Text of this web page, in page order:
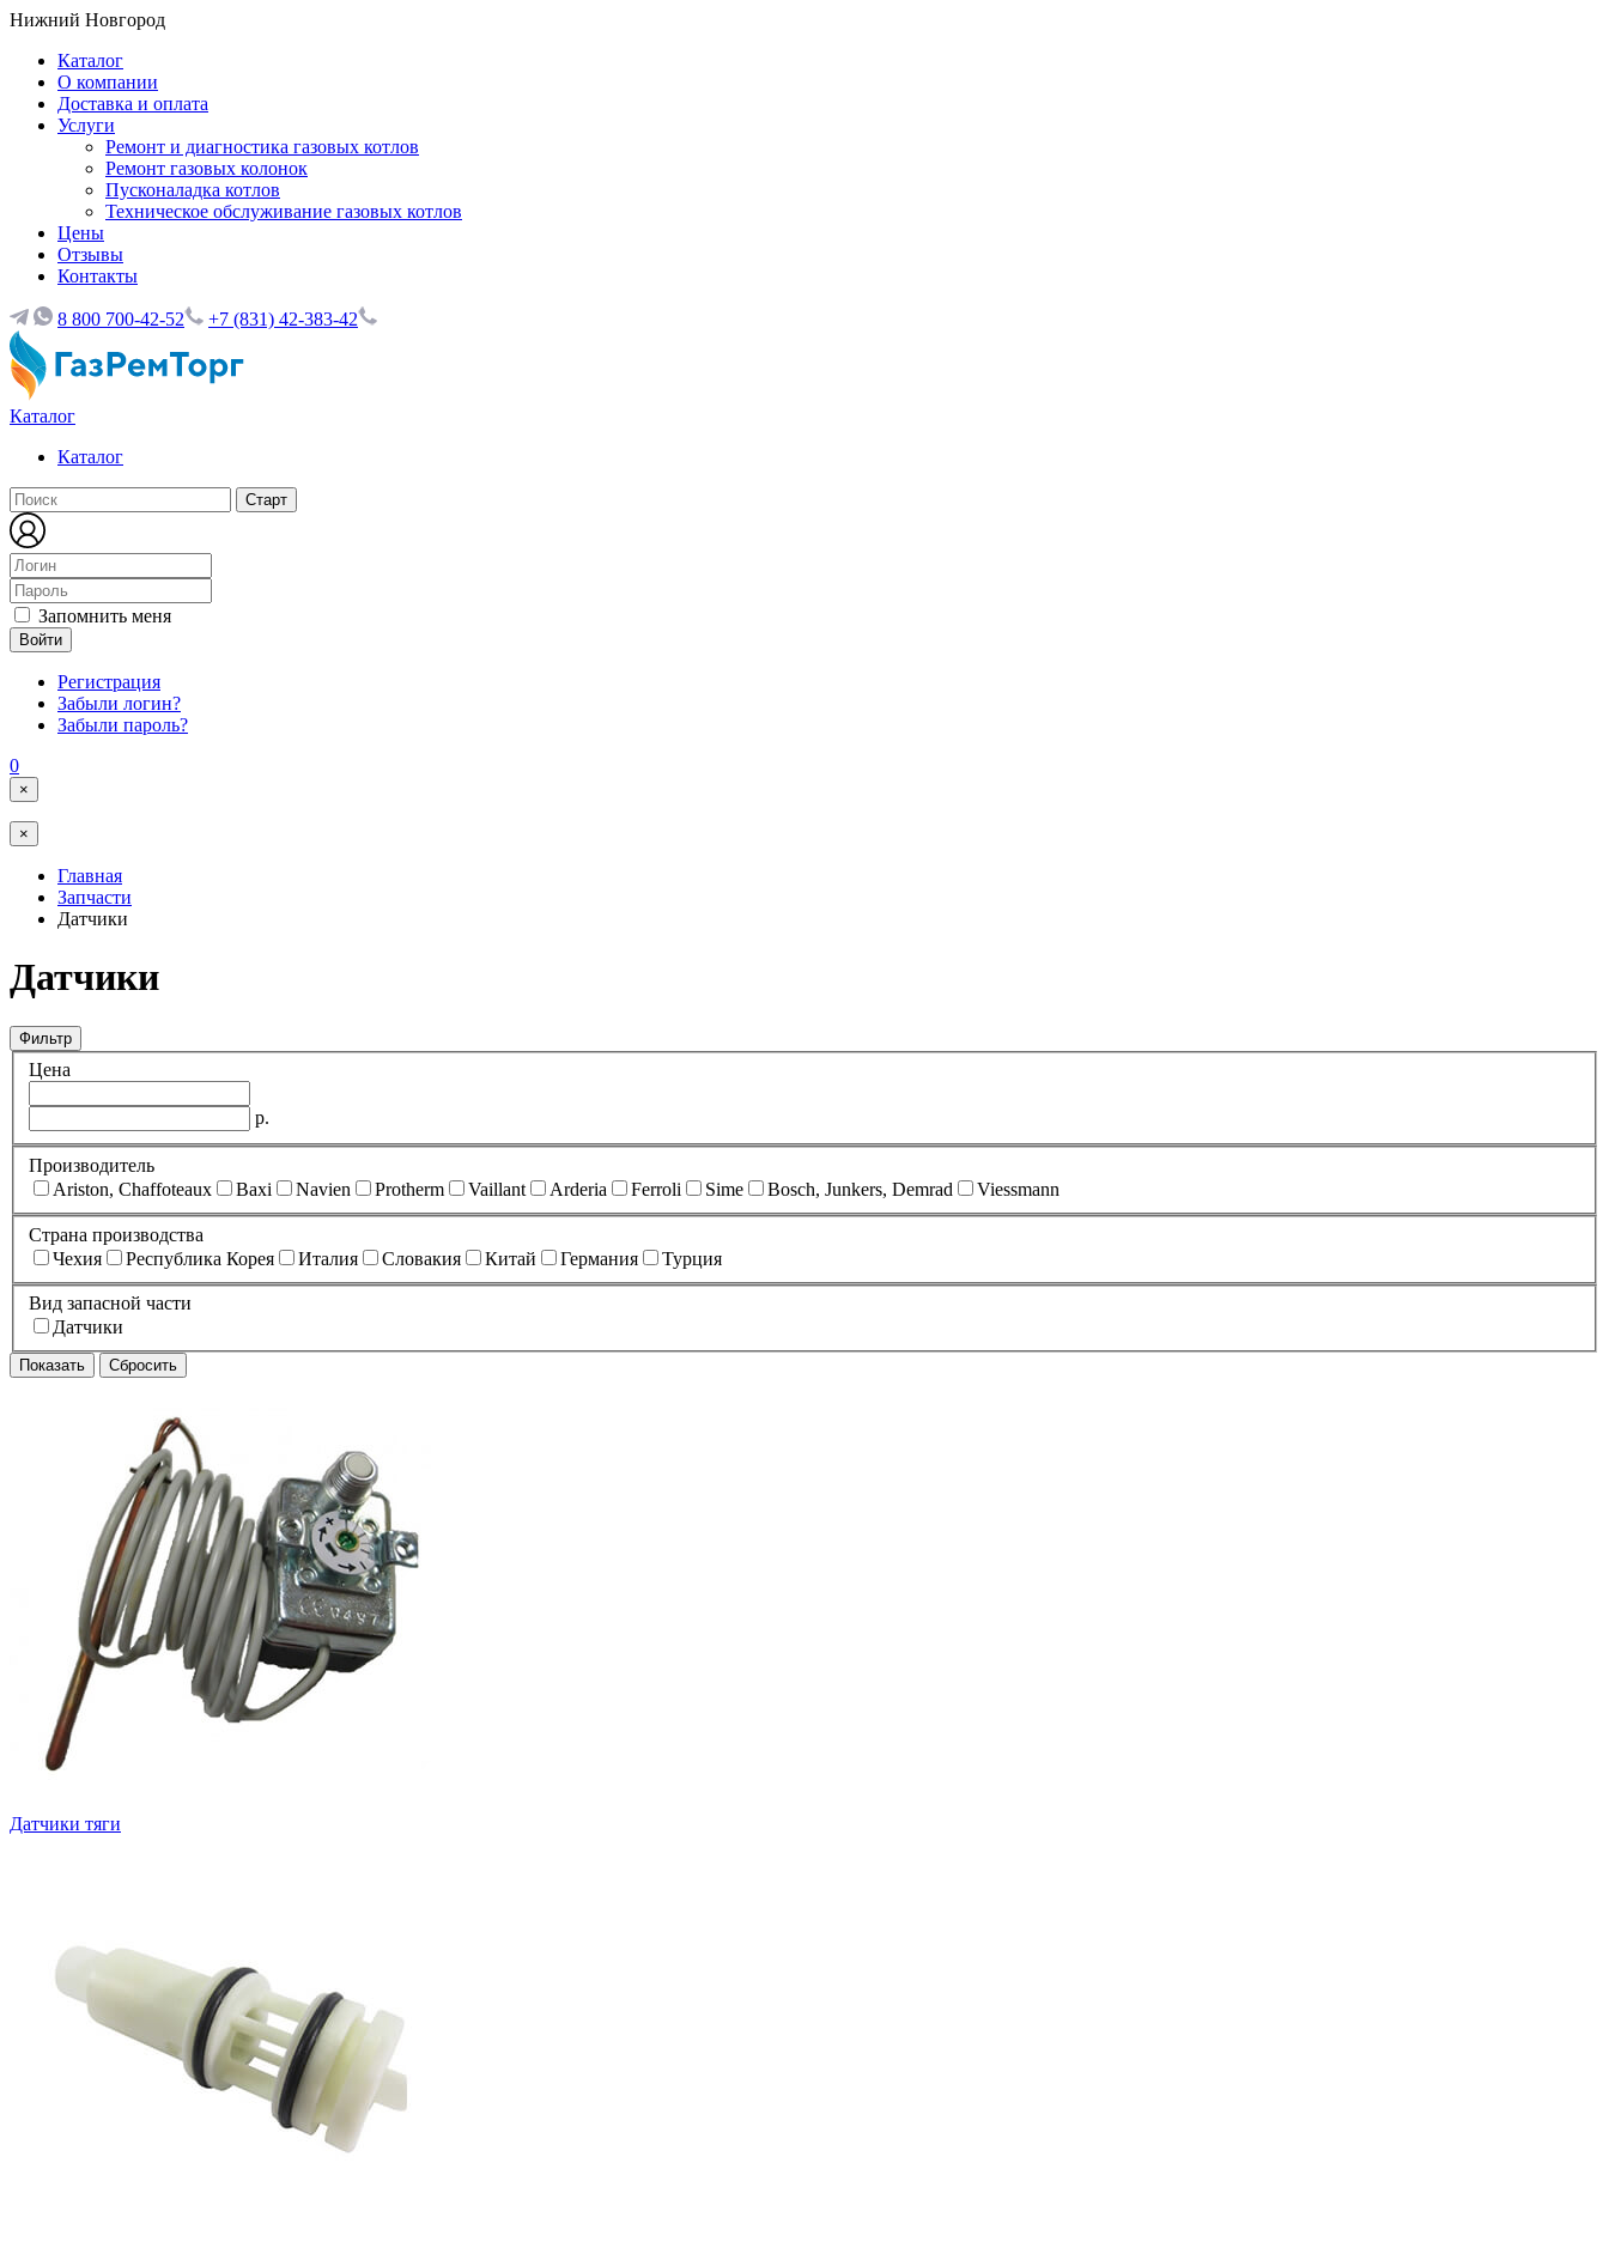
Нижний Новгород
Каталог
О компании
Доставка и оплата
Услуги
Ремонт и диагностика газовых котлов
Ремонт газовых колонок
Пусконаладка котлов
Техническое обслуживание газовых котлов
Цены
Отзывы
Контакты
8 800 700-42-52 +7 (831) 42-383-42
Каталог
Каталог
Запомнить меня
Войти
Регистрация
Забыли логин?
Забыли пароль?
0
×
×
Главная
Запчасти
Датчики
Датчики
Фильтр
Цена
р.
Производитель
Ariston, Chaffoteaux
Baxi Navien Protherm Vaillant Arderia Ferroli Sime Bosch, Junkers, Demrad Viessmann
Страна производства
Чехия
Республика Корея Италия Словакия Китай Германия Турция
Вид запасной части
Датчики
Датчики тяги